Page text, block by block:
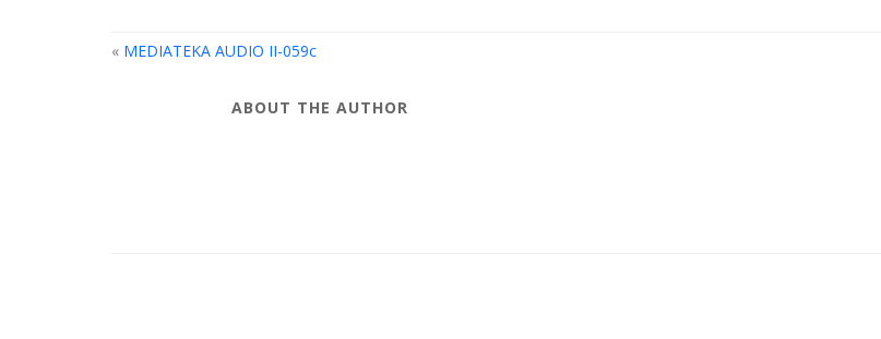
« MEDIATEKA AUDIO II-059c
ABOUT THE AUTHOR